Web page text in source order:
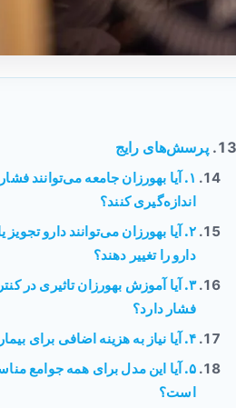
پرسش‌های رایج
۱. آیا بهورزان جامعه می‌توانند
اندازه‌گیری کنند؟
۲. آیا بهورزان می‌توانند دارو تجویز
دارو را تغییر دهند؟
۳. آیا آموزش بهورزان تاثیری در
فشار دارد؟
۴. آیا نیاز به هزینه اضافی برای بیماران دارد؟
۵. آیا این مدل برای همه جوامع
است؟